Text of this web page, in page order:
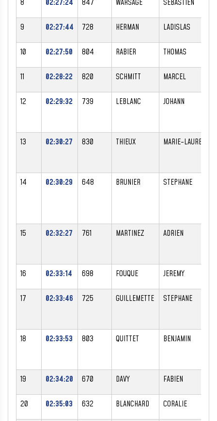
8 02:27:24 847 WARSAGE SEBASTIEN
9 02:27:44 728 HERMAN LADISLAS
10 02:27:50 804 RABIER THOMAS
11 02:28:22 820 SCHMITT MARCEL
12 02:29:32 739 LEBLANC JOHANN
13 02:30:27 830 THIEUX MARIE-LAURE
14 02:30:29 648 BRUNIER STEPHANE
15 02:32:27 761 MARTINEZ ADRIEN
16 02:33:14 698 FOUQUE JEREMY
17 02:33:46 725 GUILLEMETTE STEPHANE
18 02:33:53 803 QUITTET BENJAMIN
19 02:34:20 670 DAVY FABIEN
20 02:35:03 632 BLANCHARD CORALIE